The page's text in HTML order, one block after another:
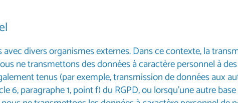
divers organismes externes. Dans ce contexte, la
ne transmettons des données à caractère personnel à
tenus (par exemple, transmission de données aux
6, paragraphe 1, point f) du RGPD, ou lorsqu’une autre